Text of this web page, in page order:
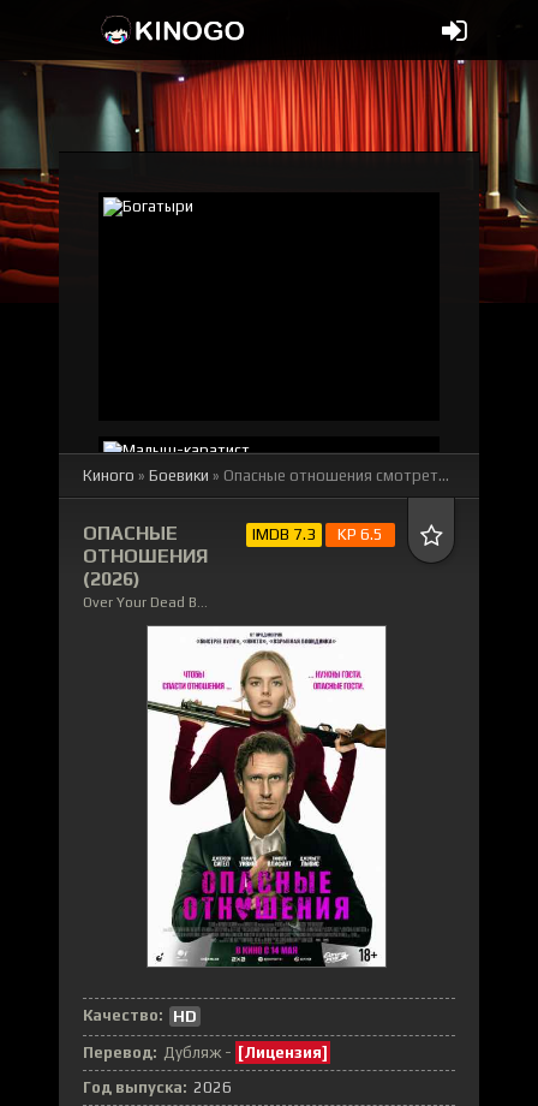
Киного » Боевики » Опасные отношения смотреть онлайн бесплатно
ОПАСНЫЕ
ОТНОШЕНИЯ
(2026)
Over Your Dead Body
IMDB 7.3 KP 6.5
Качество:
HD
Перевод: Дубляж - [Лицензия]
Год выпуска: 2026